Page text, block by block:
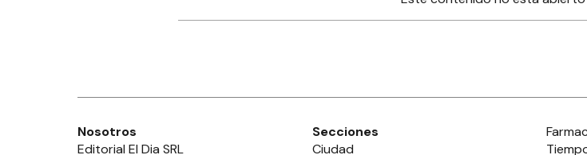
Nosotros
Editorial El Dia SRL
Secciones
Ciudad